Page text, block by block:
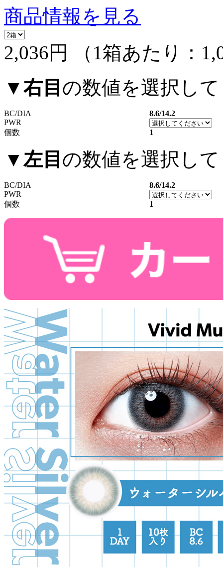
商品情報を見る
2,036円
（1箱あたり：
▼右目 の数値を選択し
BC/DIA
8.6/14.2
PWR
個数
1
▼ 左目 の数値を選択し
BC/DIA
8.6/14.2
PWR
個数
1